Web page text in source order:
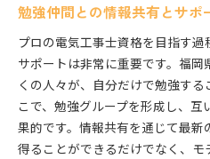
勉強仲間との情報共有とサポ
プロの電気工事士資格を目指す
サポートは非常に重要です。福
くの人々が、自分だけで勉強す
こで、勉強グループを形成し、
果的です。情報共有を通じて最
得ることができるだけでなく、